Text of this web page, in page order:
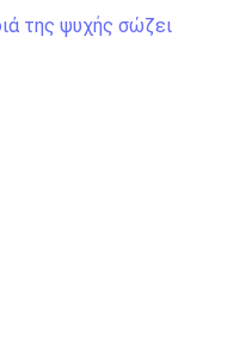
της ψυχής σώζει